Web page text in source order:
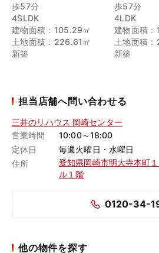
歩57分
4SLDK
建物面積：105.29㎡
土地面積：226.61㎡
新築
歩57分
4LDK
建物面積
土地面積
新築
担当店舗へ問い合わせる
三井のリハウス 岡崎センター
営業時間
10:00～18:00
定休日
毎週火曜日・水曜日
住所
愛知県岡崎市明大寺本町
ル１階
0120-34-
他の物件を探す